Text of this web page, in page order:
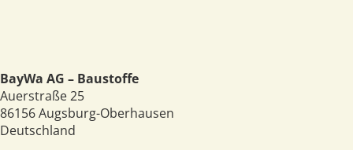
BayWa AG – Baustoffe
Auerstraße 25
86156Augsburg-Oberhausen
Deutschland